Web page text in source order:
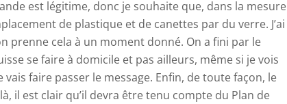
est légitime, donc je souhaite que, dans la mesure
de plastique et de canettes par du verre. J’ai
prenne cela à un moment donné. On a fini par le
se faire à domicile et pas ailleurs, même si je vois
faire passer le message. Enfin, de toute façon, le
il est clair qu’il devra être tenu compte du Plan de